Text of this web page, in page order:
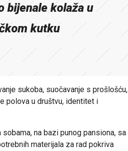
bijenale kolaža u
kutku
sukoba, suočavanje s prošlošću,
polova u društvu, identitet i
na bazi punog pansiona, sa
materijala za rad pokriva